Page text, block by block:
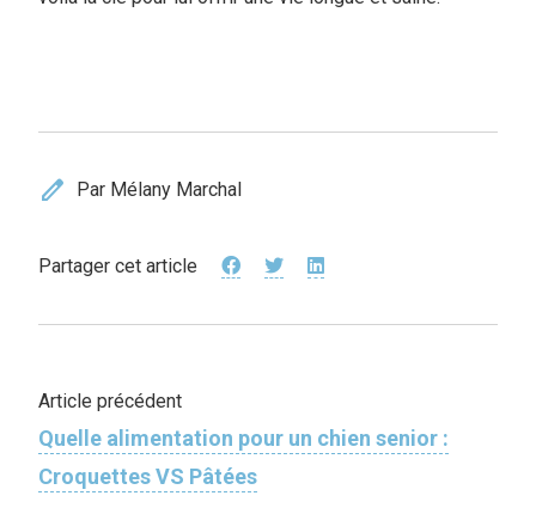
edit Par Mélany Marchal
Partager cet article
Article précédent
Quelle alimentation pour un chien senior :
Croquettes VS Pâtées